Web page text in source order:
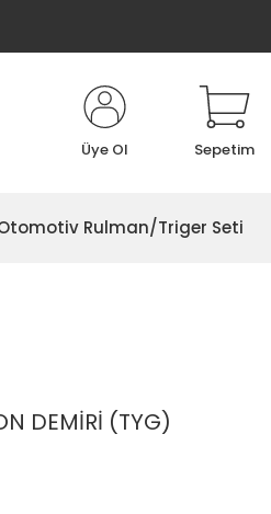
Üye Ol Sepetim
Rulman/Triger Seti
DEMİRİ (TYG)